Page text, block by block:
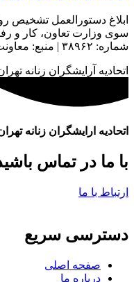
ابلاغ دستورالعمل تشخیص
شماره: ۳۸۹۶۲ | منبع: معاونت
اتحادیه آرایشگران زنانه
اتحادیه ارایشگران زنانه
با ما در تماس
ارتباط با ما
دسترسی سریع
صفحه اصلی
درباره ما